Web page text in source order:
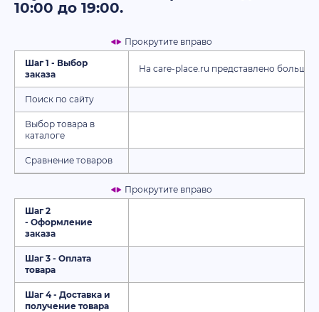
10:00 до 19:00.
Прокрутите вправо
Шаг 1 - Выбор
заказа
На care-place.ru представлено
Поиск по сайту
Выбор товара в
каталоге
Сравнение товаров
Прокрутите вправо
Шаг 2
- Оформление
заказа
Шаг 3 - Оплата
товара
Шаг 4 - Доставка и
получение товара